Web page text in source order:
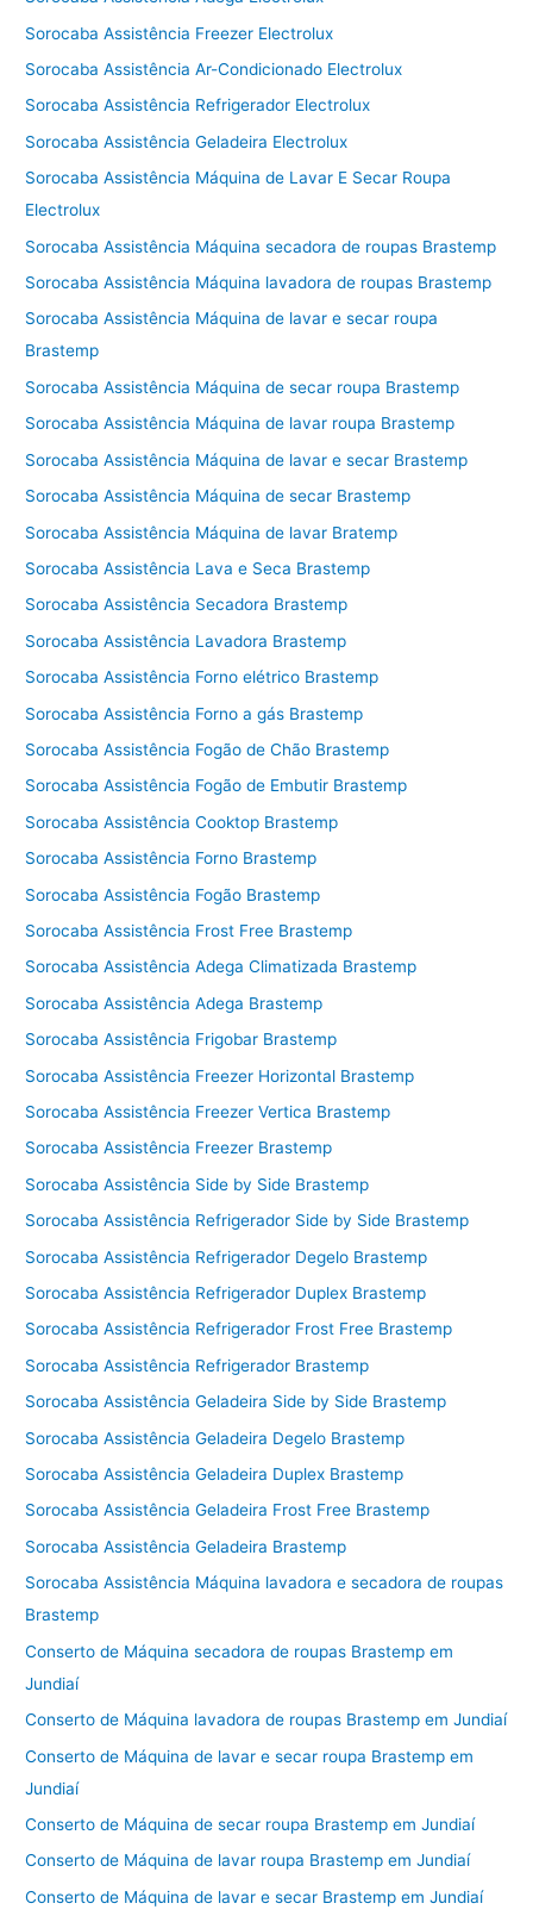
Sorocaba Assistência Freezer Electrolux
Sorocaba Assistência Ar-Condicionado Electrolux
Sorocaba Assistência Refrigerador Electrolux
Sorocaba Assistência Geladeira Electrolux
Sorocaba Assistência Máquina de Lavar E Secar Roupa
Electrolux
Sorocaba Assistência Máquina secadora de roupas Brastemp
Sorocaba Assistência Máquina lavadora de roupas Brastemp
Sorocaba Assistência Máquina de lavar e secar roupa
Brastemp
Sorocaba Assistência Máquina de secar roupa Brastemp
Sorocaba Assistência Máquina de lavar roupa Brastemp
Sorocaba Assistência Máquina de lavar e secar Brastemp
Sorocaba Assistência Máquina de secar Brastemp
Sorocaba Assistência Máquina de lavar Bratemp
Sorocaba Assistência Lava e Seca Brastemp
Sorocaba Assistência Secadora Brastemp
Sorocaba Assistência Lavadora Brastemp
Sorocaba Assistência Forno elétrico Brastemp
Sorocaba Assistência Forno a gás Brastemp
Sorocaba Assistência Fogão de Chão Brastemp
Sorocaba Assistência Fogão de Embutir Brastemp
Sorocaba Assistência Cooktop Brastemp
Sorocaba Assistência Forno Brastemp
Sorocaba Assistência Fogão Brastemp
Sorocaba Assistência Frost Free Brastemp
Sorocaba Assistência Adega Climatizada Brastemp
Sorocaba Assistência Adega Brastemp
Sorocaba Assistência Frigobar Brastemp
Sorocaba Assistência Freezer Horizontal Brastemp
Sorocaba Assistência Freezer Vertica Brastemp
Sorocaba Assistência Freezer Brastemp
Sorocaba Assistência Side by Side Brastemp
Sorocaba Assistência Refrigerador Side by Side Brastemp
Sorocaba Assistência Refrigerador Degelo Brastemp
Sorocaba Assistência Refrigerador Duplex Brastemp
Sorocaba Assistência Refrigerador Frost Free Brastemp
Sorocaba Assistência Refrigerador Brastemp
Sorocaba Assistência Geladeira Side by Side Brastemp
Sorocaba Assistência Geladeira Degelo Brastemp
Sorocaba Assistência Geladeira Duplex Brastemp
Sorocaba Assistência Geladeira Frost Free Brastemp
Sorocaba Assistência Geladeira Brastemp
Sorocaba Assistência Máquina lavadora e secadora de roupas
Brastemp
Conserto de Máquina secadora de roupas Brastemp em
Jundiaí
Conserto de Máquina lavadora de roupas Brastemp em Jundiaí
Conserto de Máquina de lavar e secar roupa Brastemp em
Jundiaí
Conserto de Máquina de secar roupa Brastemp em Jundiaí
Conserto de Máquina de lavar roupa Brastemp em Jundiaí
Conserto de Máquina de lavar e secar Brastemp em Jundiaí